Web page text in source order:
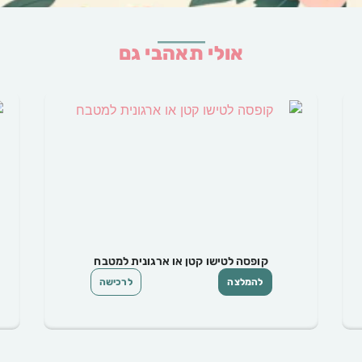
אולי תאהבי גם
קופסה לטישו או ארגונית למטבח
להמלצה לרכישה